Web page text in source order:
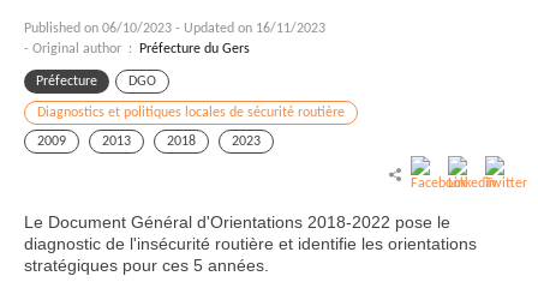
Published on 06/10/2023 - Updated on 16/11/2023
- Original author :
Préfecture du Gers
Préfecture DGO
Diagnostics et politiques locales de sécurité routière
2009
2013 2018 2023
Le Document Général d'Orientations 2018-2022 pose le
diagnostic de l'insécurité routière et identifie les orientations
stratégiques pour ces 5 années.